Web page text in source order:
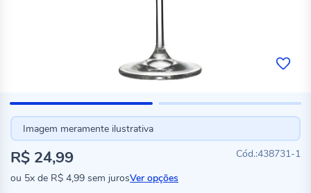
Imagem meramente ilustrativa
438731-1
R$ 24,99
ou 5x de R$ 4,99 sem jurosVer opções